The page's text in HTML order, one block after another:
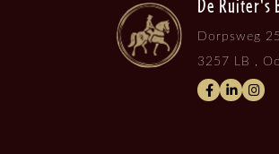
De Ruiter's
Dorpsweg 25
3257 LB ,